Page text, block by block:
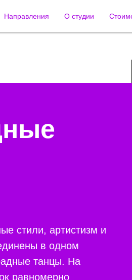
Направления О студии
стили, артистизм и
в одном
танцы. На
равномерно